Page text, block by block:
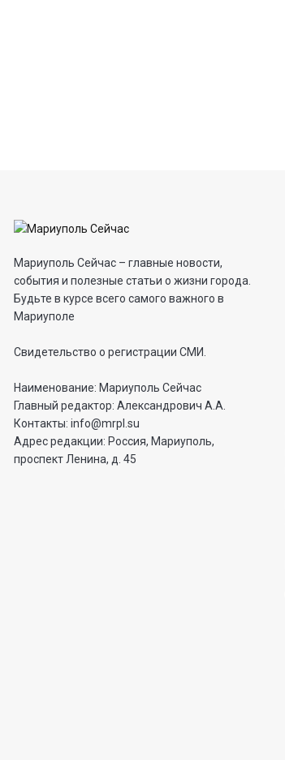
Мариуполь Сейчас – главные новости,
события и полезные статьи о жизни города.
Будьте в курсе всего самого важного в
Мариуполе
Свидетельство о регистрации СМИ.
Наименование: Мариуполь Сейчас
Главный редактор: Александрович А.А.
Контакты: info@mrpl.su
Адрес редакции: Россия, Мариуполь,
проспект Ленина, д. 45